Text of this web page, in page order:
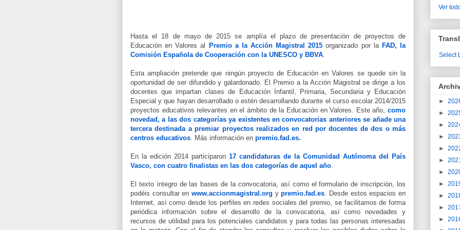
Hasta el 18 de mayo de 2015 se amplía el plazo de presentación de proyectos de
Educación en Valores al
Premio a la Acción Magistral 2015 organizado por la FAD, la
Comisión Española de Cooperación con la UNESCO y BBVA
Esta ampliación pretende que ningún proyecto de Educación en Valores se quede sin la
oportunidad de ser difundido y galardonado. El Premio a la Acción Magistral se dirige a los
docentes que impartan clases de Educación Infantil, Primaria, Secundaria y Educación
Especial y que hayan desarrollado o estén desarrollando durante el curso escolar 2014/2015
proyectos educativos relevantes en el ámbito de la Educación en Valores. Este año, como
novedad, a las dos categorías ya existentes en convocatorias anteriores se añade una
tercera destinada a premiar proyectos realizados en red por docentes de dos o más
centros educativos . Más información en premio.fad.es.
En la edición 2014 participaron 17 candidaturas de la Comunidad Autónoma del País
Vasco, con cuatro finalistas en las dos categorías de aquel año
El texto íntegro de las bases de la convocatoria, así como el formulario de inscripción, los
podéis consultar en www.accionmagistral.org ypremio.fad.es . Desde estos espacios en
Internet, así como desde los perfiles en redes sociales del premio, se facilitamos de forma
periódica información sobre el desarrollo de la convocatoria, así como novedades y
recursos de utilidad para los potenciales candidatos y para todas las personas interesadas
Ver
Select
►
►
►
►
►
►
►
►
►
►
►